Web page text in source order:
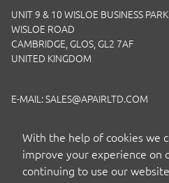
UNIT 9 & 10 WISLOE BUSINESS PARK
WISLOE ROAD
CAMBRIDGE, GLOS, GL2 7AF
UNITED KINGDOM
E-MAIL:SALES@APAIRLTD.COM
With the help of cookies we
improve your experience on
continuing to use our